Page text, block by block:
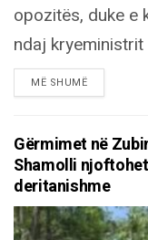
opozitës, duke e
ndaj kryeministrit
MË SHUMËDETAILS
Gërmimet në
Shamolli
deritanishme